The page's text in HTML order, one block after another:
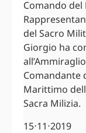
Comando del
del Sacro
Giorgio ha
Comandante
Marittimo
Sacra Milizia.
15⋅11⋅2019